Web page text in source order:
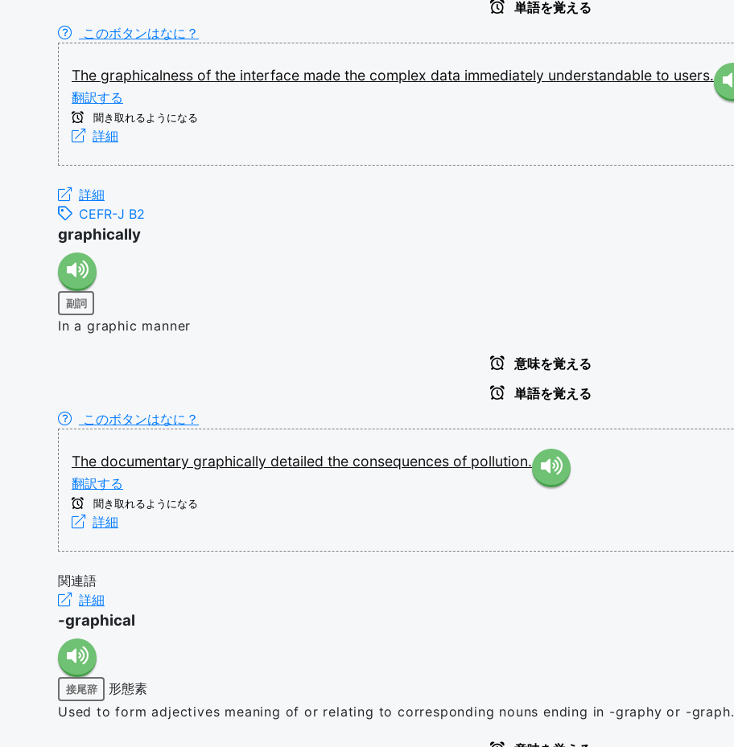
単語を覚える
このボタンはなに？
The graphicalness of the interface made the complex data immediately understandable to users.
翻訳する
聞き取れるようになる
詳細
詳細
CEFR-J B2
graphically
副詞
In a graphic manner
意味を覚える
単語を覚える
このボタンはなに？
The documentary graphically detailed the consequences of pollution.
翻訳する
聞き取れるようになる
詳細
関連語
詳細
-graphical
接尾辞
形態素
Used to form adjectives meaning of or relating to corresponding nouns ending in -graphy or -graph.